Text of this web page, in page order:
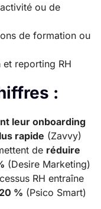
ou de
de formation ou
reporting RH
:
leur onboarding
rapide (Zavvy)
de réduire
(Desire Marketing)
RH entraîne
% (Psico Smart)